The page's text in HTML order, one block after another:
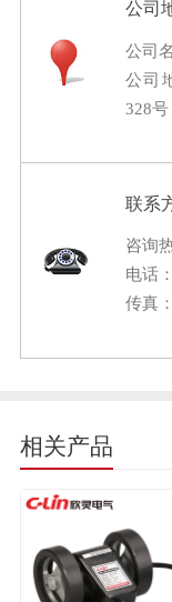
公司
公司
公司
328号
联系
咨询
电话
传真
相关产品